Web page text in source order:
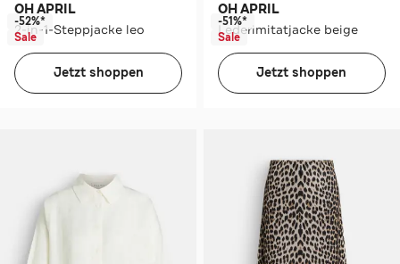
OH APRIL
2-in-1-Steppjacke leo
-52%*
Sale
Jetzt shoppen
OH APRIL
Lederimitatjacke beige
-51%*
Sale
Jetzt shoppen